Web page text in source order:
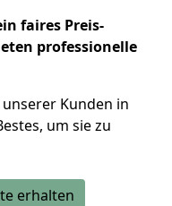
faires Preis-
professionelle
Kunden in
um sie zu
erhalten